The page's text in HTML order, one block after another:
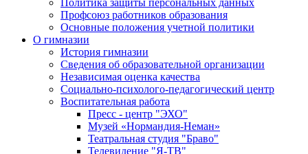
Политика защиты персональных данных
Профсоюз работников образования
Основные положения учетной политики
О гимназии
История гимназии
Сведения об образовательной организации
Независимая оценка качества
Социально-психолого-педагогический центр
Воспитательная работа
Пресс - центр "ЭХО"
Музей «Нормандия-Неман»
Театральная студия "Браво"
Телевидение "Я-ТВ"